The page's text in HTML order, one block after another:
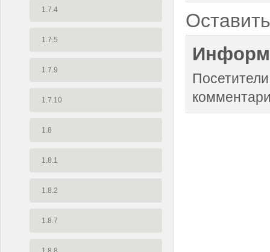
1.7.4
1.7.5
1.7.9
1.7.10
1.8
1.8.1
1.8.2
1.8.7